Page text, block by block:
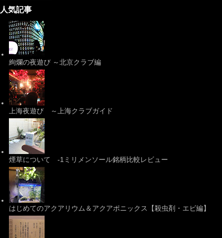
人気記事
絢爛の夜遊び ～北京クラブ編
上海夜遊び ～上海クラブガイド
煙草について -1ミリメンソール銘柄比較レビュー
はじめてのアクアリウム＆アクアポニックス【殺虫剤・エビ編】